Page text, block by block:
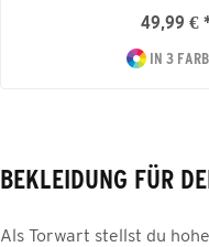
49,99 €
IN 3
BEKLEIDUNG FÜR
Als Torwart stellst du